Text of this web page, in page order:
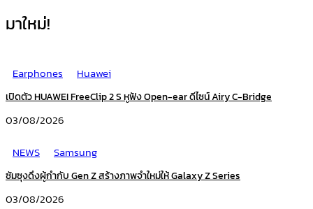
มาใหม่!
Earphones Huawei
เปิดตัว HUAWEI FreeClip 2 S หูฟัง Open-ear ดีไซน์ Airy C-Bridge
03/08/2026
NEWS
Samsung
ซัมซุงดึงผู้กำกับ Gen Z สร้างภาพจำใหม่ให้ Galaxy Z Series
03/08/2026